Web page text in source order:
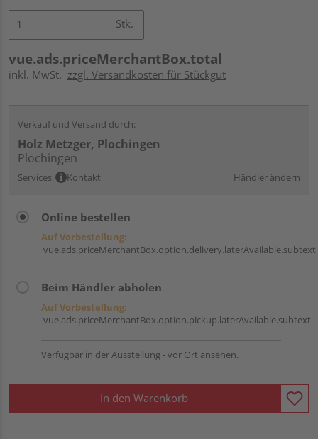
Stk.
vue.ads.priceMerchantBox.total
inkl. MwSt. zzgl. Versandkosten für Stückgut
Verkauf und Versand durch:
Holz Metzger, Plochingen
Plochingen
Services Kontakt Händler ändern
Online bestellen
Auf Vorbestellung:
vue.ads.priceMerchantBox.option.delivery.laterAvailable.subtext
Beim Händler abholen
Auf Vorbestellung:
vue.ads.priceMerchantBox.option.pickup.laterAvailable.subtext
Verfügbar in der Ausstellung - vor Ort ansehen.
In den Warenkorb